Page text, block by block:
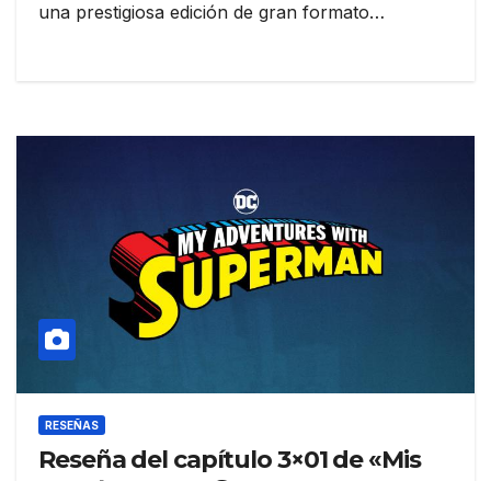
una prestigiosa edición de gran formato…
RESEÑAS
Reseña del capítulo 3×01 de «Mis